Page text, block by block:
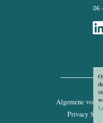
06
Algemene
Privacy